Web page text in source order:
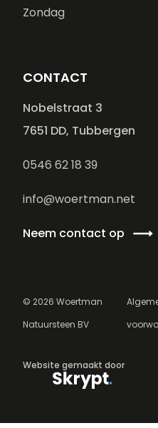
Zondag
CONTACT
Nobelstraat 3
7651 DD, Tubbergen
0546 62 18 39
info@woertman.net
Neem contact op
© 2026 Woertman
Natuursteen BV
Website gemaakt door